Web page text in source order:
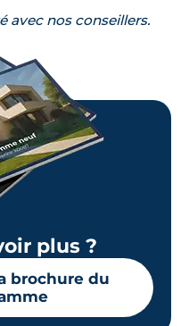
avec nos conseillers.
plus ?
brochure du